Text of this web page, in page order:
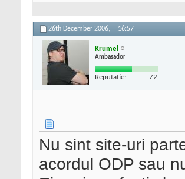
26th December 2006, 16:57
Krumel
Ambasador
Reputatie: 72
Nu sint site-uri
acordul ODP sau